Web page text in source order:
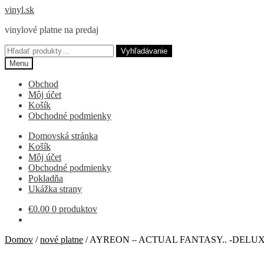
Preskočiť
navigáciu
Preskočiť
obsah
vinyl.sk
vinylové platne na predaj
Hľadať:
Vyhľadávanie
Menu
Obchod
Môj účet
Košík
Obchodné podmienky
Domovská stránka
Košík
Môj účet
Obchodné podmienky
Pokladňa
Ukážka strany
€0.00 0 produktov
Domov /nové platne /AYREON – ACTUAL FANTASY.. -